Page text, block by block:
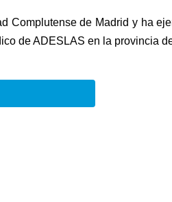
Complutense de Madrid y ha
de ADESLAS en la provincia